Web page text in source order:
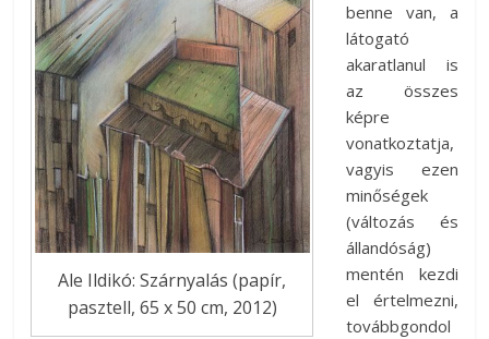
Ale Ildikó: Szárnyalás (papír,
pasztell, 65 x 50 cm, 2012)
benne van, a
látogató
akaratlanul is
az összes
képre
vonatkoztatja,
vagyis ezen
minőségek
(változás és
állandóság)
mentén kezdi
el értelmezni,
továbbgondol